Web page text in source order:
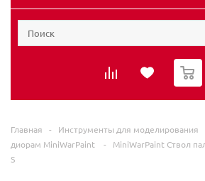
0
Главная - Инструменты для моделирования
диорам MiniWarPaint
-
MiniWarPaint Ствол
S